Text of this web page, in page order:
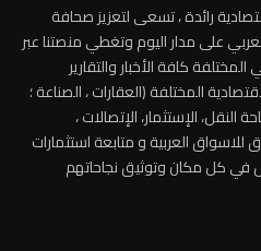
رائدة ، تسعى لتعزيز صحافة
على مدار اليوم وتغطي منصتنا عبر
كافة الأخبار والتقارير
المختلفة (العقارات ، الصناعة ؛
النقل، الإستثمار، الإتصالات ،
العربية و متابعة استثمارات
في كل مكان وتوثيق نجاحاتهم